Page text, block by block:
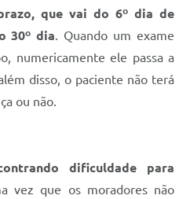
que vai do 6º dia de
30º dia. Quando um exame
numericamente ele passa a
disso, o paciente não terá
ou não.
dificuldade para
vez que os moradores não